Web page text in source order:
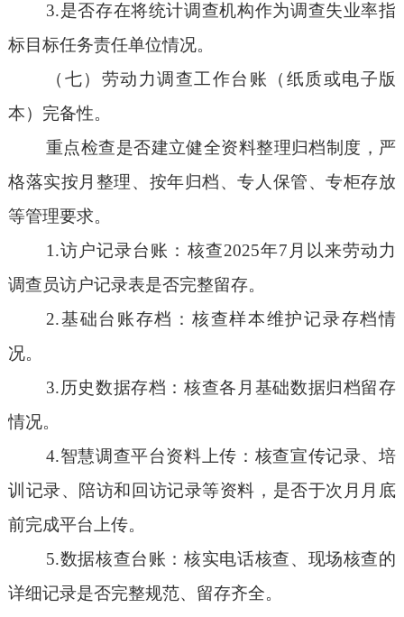
3.是否存在将统计调查机构作为调查失业率指
标目标任务责任单位情况。
（七）劳动力调查工作台账（纸质或电子版
本）完备性。
重点检查是否建立健全资料整理归档制度，严
格落实按月整理、按年归档、专人保管、专柜存放
等管理要求。
1.访户记录台账：核查2025年7月以来劳动力
调查员访户记录表是否完整留存。
2.基础台账存档：核查样本维护记录存档情
况。
3.历史数据存档：核查各月基础数据归档留存
情况。
4.智慧调查平台资料上传：核查宣传记录、培
训记录、陪访和回访记录等资料，是否于次月月底
前完成平台上传。
5.数据核查台账：核实电话核查、现场核查的
详细记录是否完整规范、留存齐全。